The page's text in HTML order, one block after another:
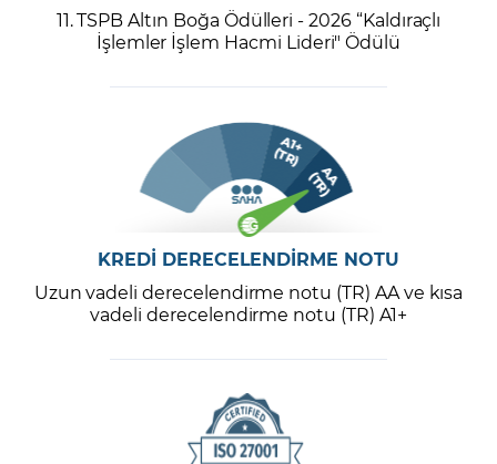
11. TSPB Altın Boğa Ödülleri - 2026 “Kaldıraçlı
İşlemler İşlem Hacmi Lideri" Ödülü
KREDİ DERECELENDİRME NOTU
Uzun vadeli derecelendirme notu (TR) AA ve kısa
vadeli derecelendirme notu (TR) A1+